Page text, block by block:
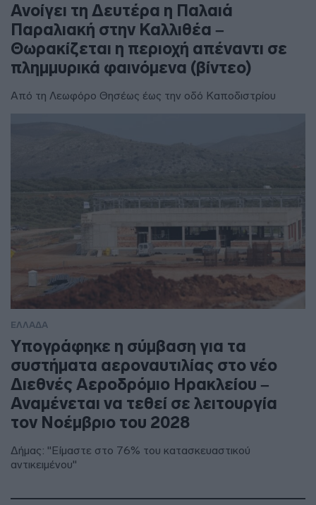
Ανοίγει τη Δευτέρα η Παλαιά
Παραλιακή στην Καλλιθέα –
Θωρακίζεται η περιοχή απέναντι σε
πλημμυρικά φαινόμενα (βίντεο)
Από τη Λεωφόρο Θησέως έως την οδό Καποδιστρίου
ΕΛΛΑΔΑ
Υπογράφηκε η σύμβαση για τα
συστήματα αεροναυτιλίας στο νέο
Διεθνές Αεροδρόμιο Ηρακλείου –
Αναμένεται να τεθεί σε λειτουργία
τον Νοέμβριο του 2028
Δήμας: "Είμαστε στο 76% του κατασκευαστικού
αντικειμένου"